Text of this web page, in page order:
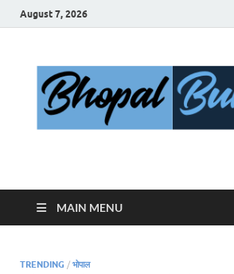
August 7, 2026
Bhopal
MAIN MENU
TRENDING / भोपाल